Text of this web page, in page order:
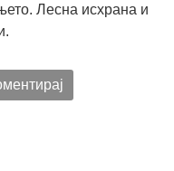
Лесна исхрана и